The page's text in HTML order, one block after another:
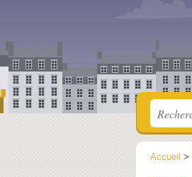
Accueil >